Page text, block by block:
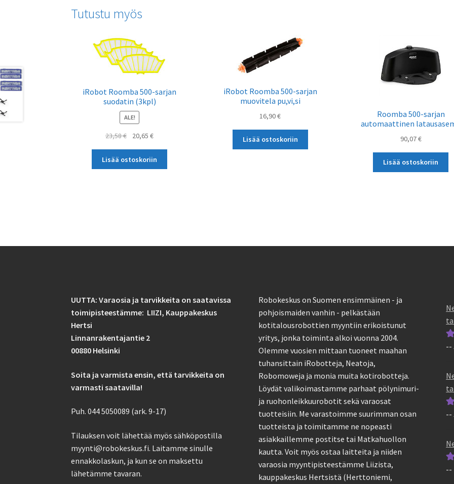
Tutustu myös
iRobot Roomba 500-sarjan
suodatin (3kpl)
ALE!
23,58€
Alkuperäinen
oli:
23,58 €.
20,65€Nykyinen
on:
20,65 €.
Lisää ostoskoriin
iRobot Roomba 500-sarjan
muovitela pu,vi,si
16,90€
Lisää ostoskoriin
Roomba 500-sarjan
automaattinen
90,07€
Lisää ostoskoriin
UUTTA: Varaosia ja tarvikkeita on saatavissa
toimipisteestämme: LIIZI, Kauppakeskus
Hertsi
Linnanrakentajantie 2
00880 Helsinki
Soita ja varmista ensin, että tarvikkeita on
varmasti saatavilla!
Puh. 044 5050089 (ark. 9-17)
Tilauksen voit lähettää myös sähköpostilla
myynti@robokeskus.fi. Laitamme sinulle
ennakkolaskun, ja kun se on maksettu
lähetämme tavaran.
Robokeskus on Suomen ensimmäinen - ja
pohjoismaiden vanhin - pelkästään
kotitalousrobottien myyntiin erikoistunut
yritys, jonka toiminta alkoi vuonna 2004.
Olemme vuosien mittaan tuoneet maahan
tuhansittain iRobotteja, Neatoja,
Robomoweja ja monia muita kotirobotteja.
Löydät valikoimastamme parhaat pölynimuri-
ja ruohonleikkuurobotit sekä varaosat
tuotteisiin. Me varastoimme suurimman osan
tuotteista ja toimitamme ne nopeasti
asiakkaillemme postitse tai Matkahuollon
kautta. Voit myös ostaa laitteita ja niiden
varaosia myyntipisteestämme Liizista,
kauppakeskus Hertsistä (Herttoniemi,
--
--
--